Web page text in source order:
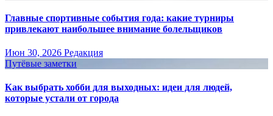
Главные спортивные события года: какие турниры
привлекают наибольшее внимание болельщиков
Июн 30, 2026 Редакция
Путёвые заметки
Как выбрать хобби для выходных: идеи для людей,
которые устали от города